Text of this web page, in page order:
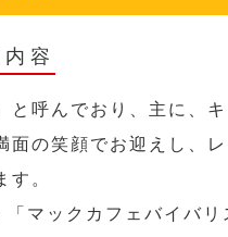
容
呼んでおり、主に、
の笑顔でお迎えし、
。
マックカフェバイバリ